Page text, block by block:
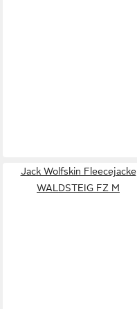
Jack Wolfskin Fleecejacke
WALDSTEIG FZ M